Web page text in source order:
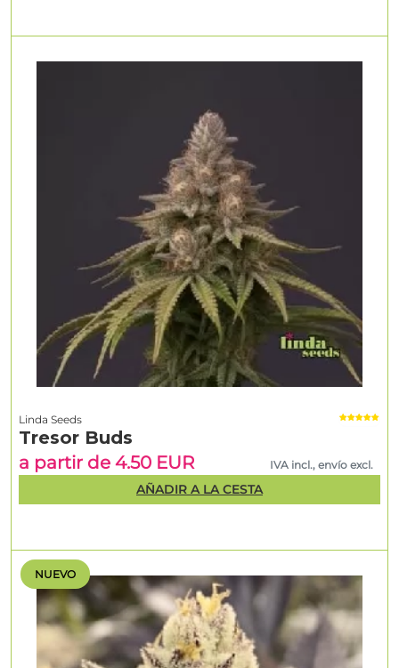
NUEVO
Linda Seeds
Tresor Buds
a partir de 4.50 EUR
IVA incl., envío excl.
AÑADIR A LA CESTA